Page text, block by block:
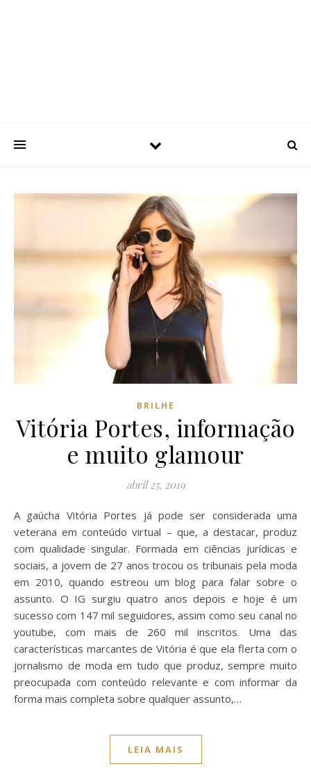
BRILHE
Vitória Portes, informação
e muito glamour
abril 25, 2019
A gaúcha Vitória Portes já pode ser considerada uma
veterana em conteúdo virtual – que, a destacar, produz
com qualidade singular. Formada em ciências jurídicas e
sociais, a jovem de 27 anos trocou os tribunais pela moda
em 2010, quando estreou um blog para falar sobre o
assunto. O IG surgiu quatro anos depois e hoje é um
sucesso com 147 mil seguidores, assim como seu canal no
youtube, com mais de 260 mil inscritos. Uma das
características marcantes de Vitória é que ela flerta com o
jornalismo de moda em tudo que produz, sempre muito
preocupada com conteúdo relevante e com informar da
forma mais completa sobre qualquer assunto,…
LEIA MAIS